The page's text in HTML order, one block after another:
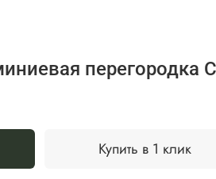
перегородка
Купить в 1 клик